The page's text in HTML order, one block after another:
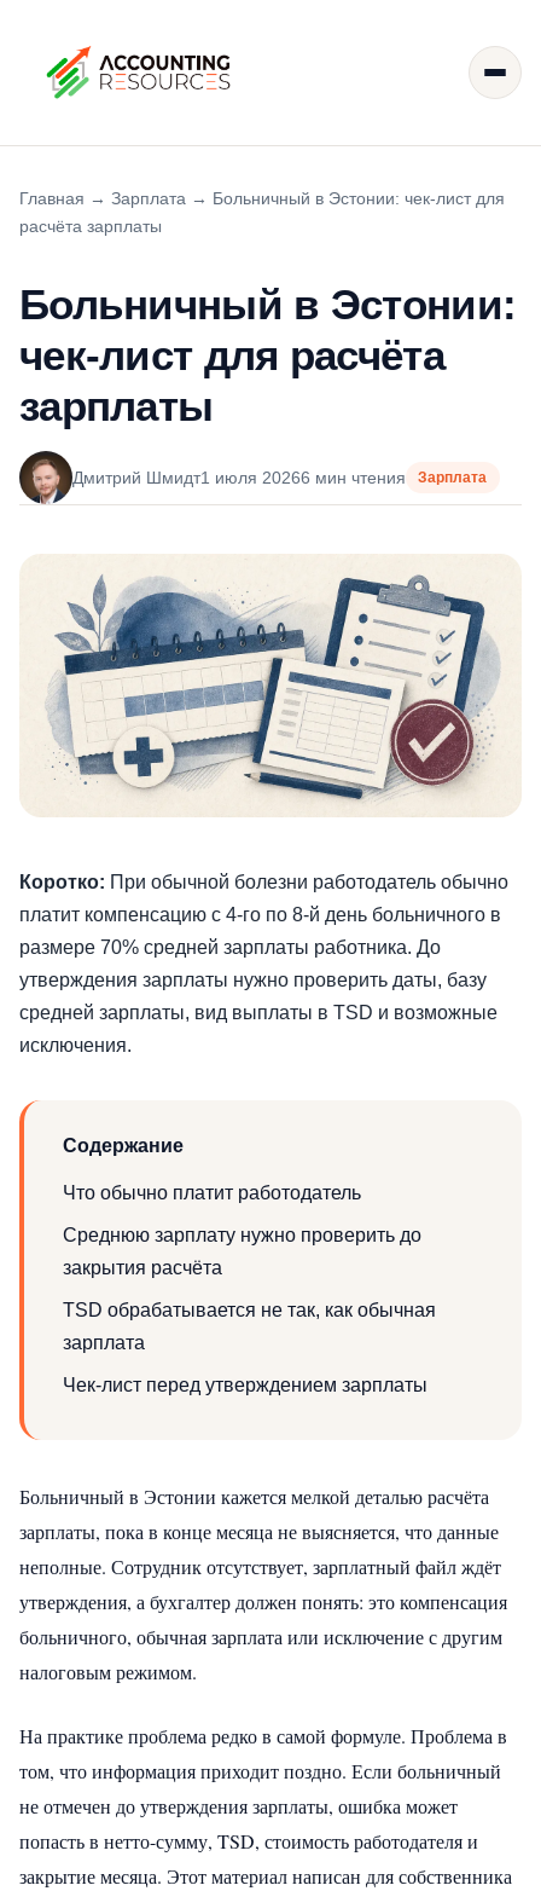
Главная → Зарплата → Больничный в Эстонии: чек-лист для
расчёта зарплаты
Больничный в Эстонии:
чек-лист для расчёта
зарплаты
Дмитрий Шмидт1 июля 20266 мин чтения Зарплата
Коротко: При обычной болезни работодатель обычно
платит компенсацию с 4-го по 8-й день больничного в
размере 70% средней зарплаты работника. До
утверждения зарплаты нужно проверить даты, базу
средней зарплаты, вид выплаты в TSD и возможные
исключения.
Содержание
Что обычно платит работодатель
Среднюю зарплату нужно проверить до
закрытия расчёта
TSD обрабатывается не так, как обычная
зарплата
Чек-лист перед утверждением зарплаты
Больничный в Эстонии кажется мелкой деталью расчёта
зарплаты, пока в конце месяца не выясняется, что данные
неполные. Сотрудник отсутствует, зарплатный файл ждёт
утверждения, а бухгалтер должен понять: это компенсация
больничного, обычная зарплата или исключение с другим
налоговым режимом.
На практике проблема редко в самой формуле. Проблема в
том, что информация приходит поздно. Если больничный
не отмечен до утверждения зарплаты, ошибка может
попасть в нетто-сумму, TSD, стоимость работодателя и
закрытие месяца. Этот материал написан для собственника